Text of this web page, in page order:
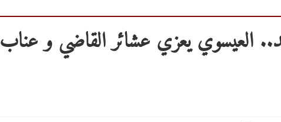
العيسوي يعزي عشائر القاضي و عناب